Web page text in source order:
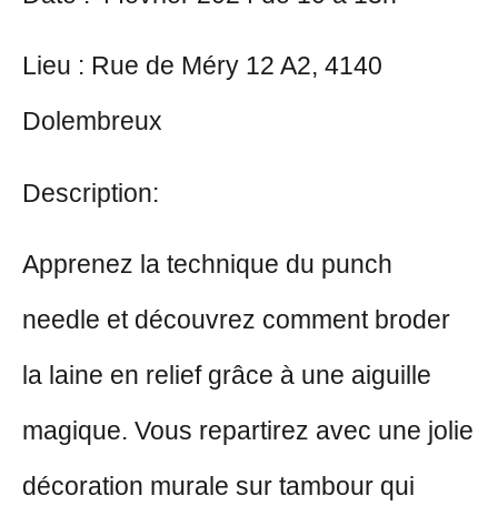
Lieu : Rue de Méry 12 A2, 4140
Dolembreux
Description:
Apprenez la technique du punch
needle et découvrez comment broder
la laine en relief grâce à une aiguille
magique. Vous repartirez avec une jolie
décoration murale sur tambour qui